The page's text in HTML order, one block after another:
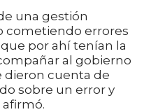
una gestión
cometiendo errores
por ahí tenían la
al gobierno
dieron cuenta de
sobre un error y
afirmó.